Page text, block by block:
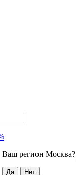
Ваш регион Москва?